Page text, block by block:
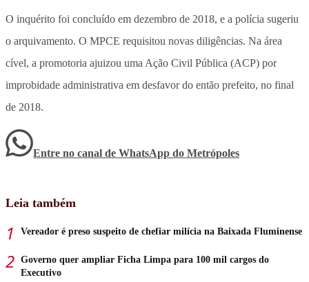
O inquérito foi concluído em dezembro de 2018, e a polícia sugeriu
o arquivamento. O MPCE requisitou novas diligências. Na área
cível, a promotoria ajuizou uma Ação Civil Pública (ACP) por
improbidade administrativa em desfavor do então prefeito, no final
de 2018.
Entre no canal de WhatsApp do Metrópoles
Leia também
Vereador é preso suspeito de chefiar milícia na Baixada Fluminense
Governo quer ampliar Ficha Limpa para 100 mil cargos do
Executivo